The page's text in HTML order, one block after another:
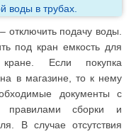
воды в трубах.
отключить подачу воды.
под кран емкость для
Если покупка
в магазине, то к нему
документы с
правилами сборки и
В случае отсутствия